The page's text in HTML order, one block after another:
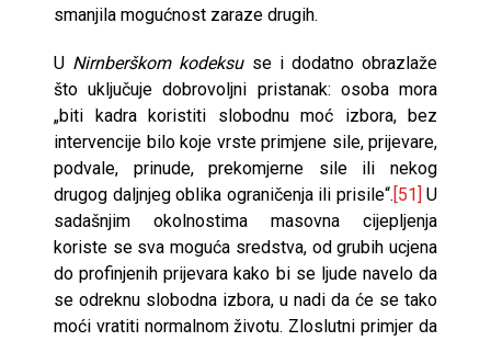
smanjila mogućnost zaraze drugih.
U Nirnberškom kodeksuse i dodatno obrazlaže
što uključuje dobrovoljni pristanak: osoba mora
„biti kadra koristiti slobodnu moć izbora, bez
intervencije bilo koje vrste primjene sile, prijevare,
podvale, prinude, prekomjerne sile ili nekog
drugog daljnjeg oblika ograničenja ili prisile“.[51] U
sadašnjim okolnostima masovna cijepljenja
koriste se sva moguća sredstva, od grubih ucjena
do profinjenih prijevara kako bi se ljude navelo da
se odreknu slobodna izbora, u nadi da će se tako
moći vratiti normalnom životu. Zloslutni primjer da